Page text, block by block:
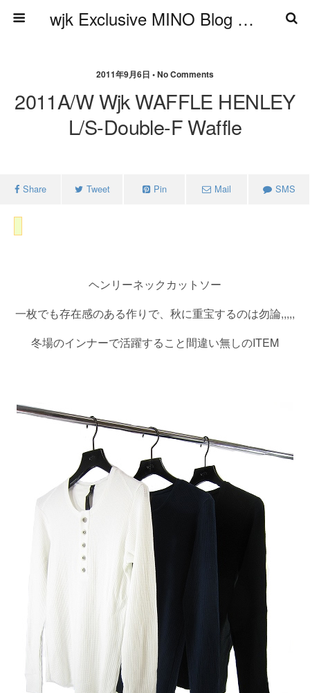
wjk Exclusive MINO Blog ブログ
2011年9月6日 • No Comments
2011A/W Wjk WAFFLE HENLEY
L/S-Double-F Waffle
Share Tweet Pin Mail SMS
ヘンリーネックカットソー
一枚でも存在感のある作りで、秋に重宝するのは勿論,,,,,
冬場のインナーで活躍すること間違い無しのITEM